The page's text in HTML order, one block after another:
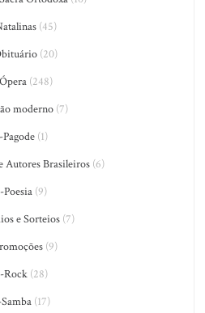
(45)
(20)
(248)
moderno (7)
-Pagode (1)
Autores Brasileiros(6)
-Poesia (9)
e Sorteios(7)
(9)
-Rock(28)
(17)